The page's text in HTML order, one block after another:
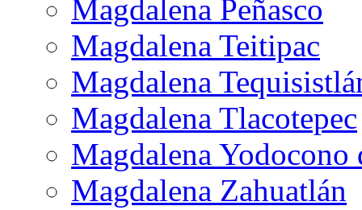
Magdalena Peñasco
Magdalena Teitipac
Magdalena
Magdalena Tlacotepec
Magdalena
Magdalena Zahuatlán